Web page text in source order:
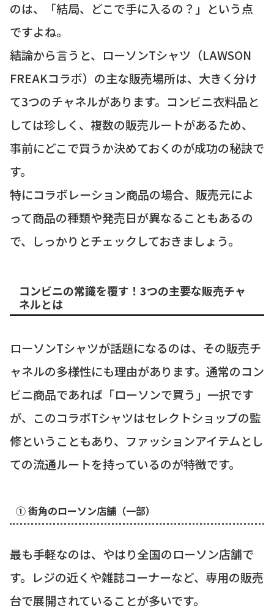
のは、「結局、どこで手に入るの？」という点
ですよね。
結論から言うと、ローソンTシャツ（LAWSON
FREAKコラボ）の主な販売場所は、大きく分け
て3つのチャネルがあります。コンビニ衣料品と
しては珍しく、複数の販売ルートがあるため、
事前にどこで買うか決めておくのが成功の秘訣で
す。
特にコラボレーション商品の場合、販売元によ
って商品の種類や発売日が異なることもあるの
で、しっかりとチェックしておきましょう。
コンビニの常識を覆す！3つの主要な販売チャ
ネルとは
ローソンTシャツが話題になるのは、その販売チ
ャネルの多様性にも理由があります。通常のコン
ビニ商品であれば「ローソンで買う」一択です
が、このコラボTシャツはセレクトショップの監
修ということもあり、ファッションアイテムとし
ての流通ルートを持っているのが特徴です。
① 街角のローソン店舗（一部）
最も手軽なのは、やはり全国のローソン店舗で
す。レジの近くや雑誌コーナーなど、専用の販売
台で展開されていることが多いです。